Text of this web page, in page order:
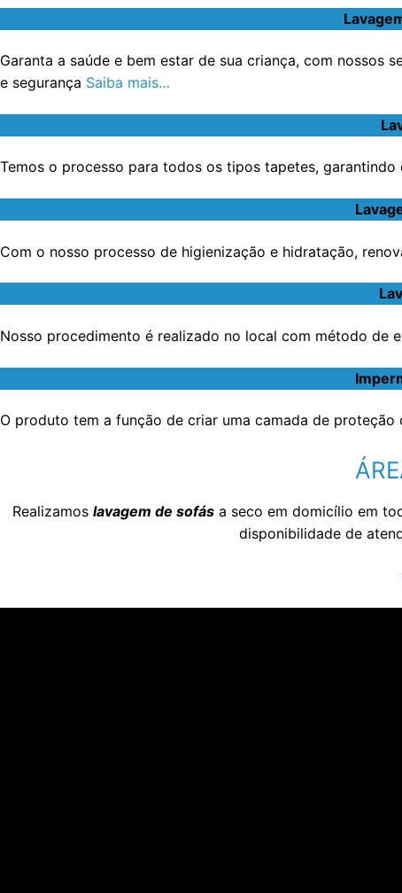
Garanta a saúde e bem estar de sua criança, com nossos
e segurança Saiba mais…
Temos o processo para todos os tipos tapetes,
Com o nosso processo de higienização e hidratação,
Nosso procedimento é realizado no local com método de
O produto tem a função de criar uma camada de
Realizamos lavagem de sofás a seco em domicílio em
disponibilidade de